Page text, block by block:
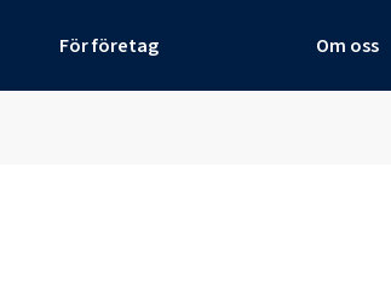
För företag Om oss